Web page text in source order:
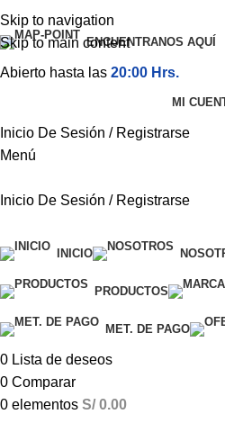
Skip to navigation
Skip to main contentENCUENTRANOS AQUÍ
Abierto hasta las 20:00 Hrs.
MI
Inicio De Sesión / Registrarse
Menú
Inicio De Sesión / Registrarse
INICIO
PRODUCTOS
MET. DE PAGO
0 Lista de deseos
0 Comparar
0 elementos S/ 0.00